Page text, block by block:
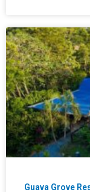
Guava Grove